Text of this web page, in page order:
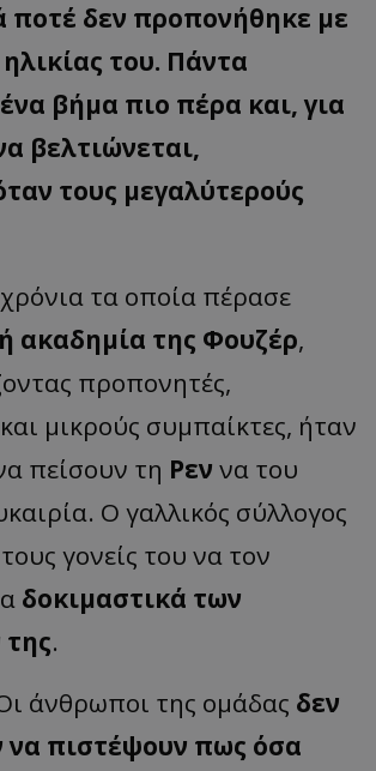
ποτέ δεν προπονήθηκε με
του. Πάντα
βήμα πιο πέρα και, για
βελτιώνεται,
τους μεγαλύτερούς
τα οποία πέρασε
ακαδημία της Φουζέρ,
προπονητές,
μικρούς συμπαίκτες, ήταν
πείσουν τη Ρεν να του
Ο γαλλικός σύλλογος
γονείς του να τον
δοκιμαστικά των
.
άνθρωποι της ομάδας δεν
να πιστέψουν πως όσα